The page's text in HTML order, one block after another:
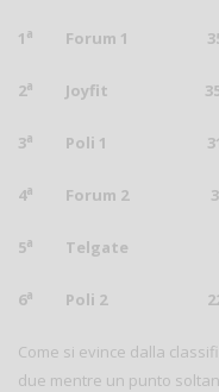
1 a Forum 1
2a Joyfit 357
3a Poli 1 313
4a Forum 2
5a Telgate
6a Poli 2 221
Come si evince dalla
due mentre un punto